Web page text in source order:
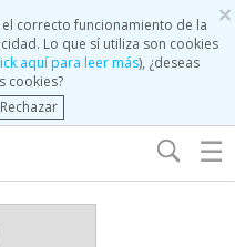
×
correcto funcionamiento de la
Lo que sí utiliza son cookies
aquí para leer más), ¿deseas
cookies?
Rechazar
☰